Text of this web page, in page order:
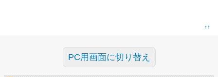
↑↑
PC用画面に切り替え